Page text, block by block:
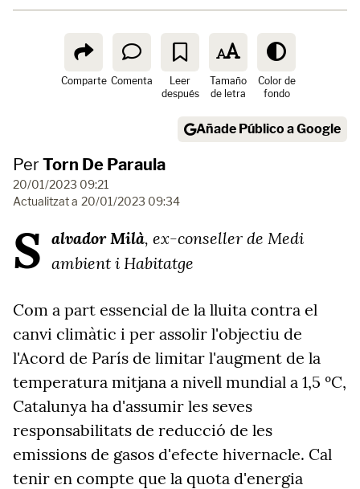
Comparte Comenta
Leer
después
Tamaño
de letra
Color de
fondo
Añade Público a Google
PerTorn De Paraula
20/01/2023 09:21
Actualitzat a 20/01/2023 09:34
S alvador Milà, ex-conseller de Medi
ambient i Habitatge
Com a part essencial de la lluita contra el
canvi climàtic i per assolir l'objectiu de
l'Acord de París de limitar l'augment de la
temperatura mitjana a nivell mundial a 1,5 ºC,
Catalunya ha d'assumir les seves
responsabilitats de reducció de les
emissions de gasos d'efecte hivernacle. Cal
tenir en compte que la quota d'energia